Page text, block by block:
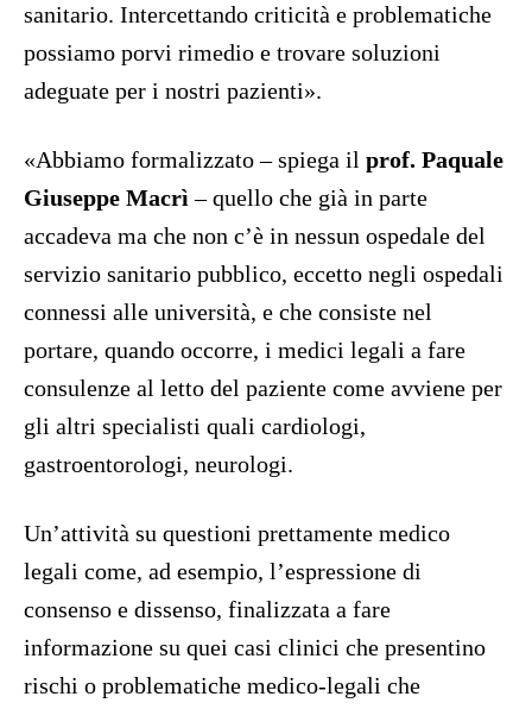
sanitario. Intercettando criticità e problematiche
possiamo porvi rimedio e trovare soluzioni
adeguate per i nostri pazienti».
«Abbiamo formalizzato – spiega il prof. Paquale
Giuseppe Macrì – quello che già in parte
accadeva ma che non c’è in nessun ospedale del
servizio sanitario pubblico, eccetto negli ospedali
connessi alle università, e che consiste nel
portare, quando occorre, i medici legali a fare
consulenze al letto del paziente come avviene per
gli altri specialisti quali cardiologi,
gastroentorologi, neurologi.
Un’attività su questioni prettamente medico
legali come, ad esempio, l’espressione di
consenso e dissenso, finalizzata a fare
informazione su quei casi clinici che presentino
rischi o problematiche medico-legali che